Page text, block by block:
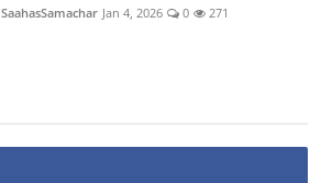
SaahasSamachar Jan 4, 2026 0 271